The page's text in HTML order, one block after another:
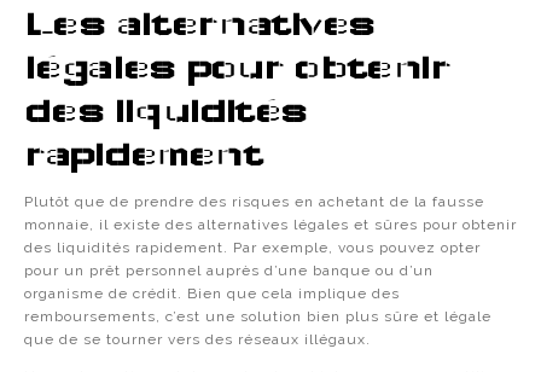
Les alternatives
légales pour obtenir
des liquidités
rapidement
Plutôt que de prendre des risques en achetant de la fausse
monnaie, il existe des alternatives légales et sûres pour obtenir
des liquidités rapidement. Par exemple, vous pouvez opter
pour un prêt personnel auprès d’une banque ou d’un
organisme de crédit. Bien que cela implique des
remboursements, c’est une solution bien plus sûre et légale
que de se tourner vers des réseaux illégaux.